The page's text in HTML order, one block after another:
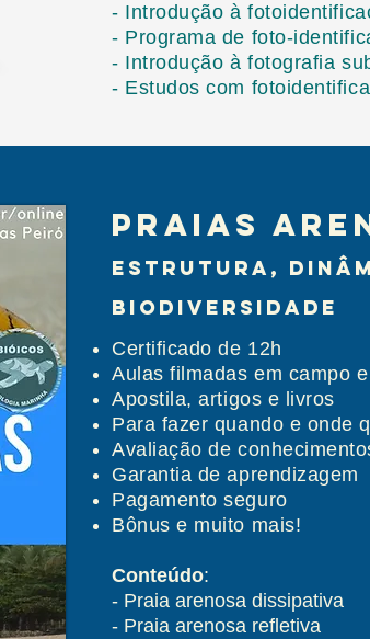
- Introdução à
- Programa de foto-
- Introdução à fotografia
- Estudos com
Praias
Estrutura,
Biodiversidade
Certificado de 12h
Aulas filmadas em campo
Apostila, artigos e livros
Para fazer quando e onde
Avaliação de
Garantia de aprendizagem
Pagamento seguro
Bônus e muito mais!
Conteúdo:
- Praia arenosa dissipativa
- Praia arenosa refletiva